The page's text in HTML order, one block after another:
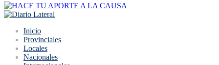
Inicio
Provinciales
Locales
Nacionales